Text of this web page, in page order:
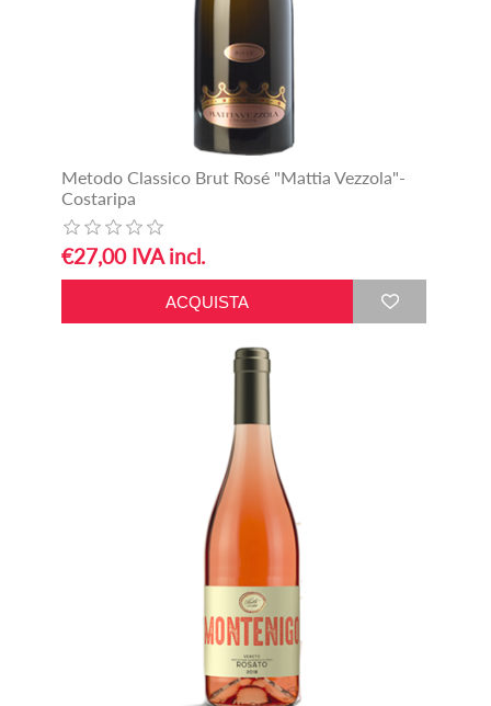
Metodo Classico Brut Rosé "Mattia Vezzola"-
Costaripa
€27,00 IVA incl.